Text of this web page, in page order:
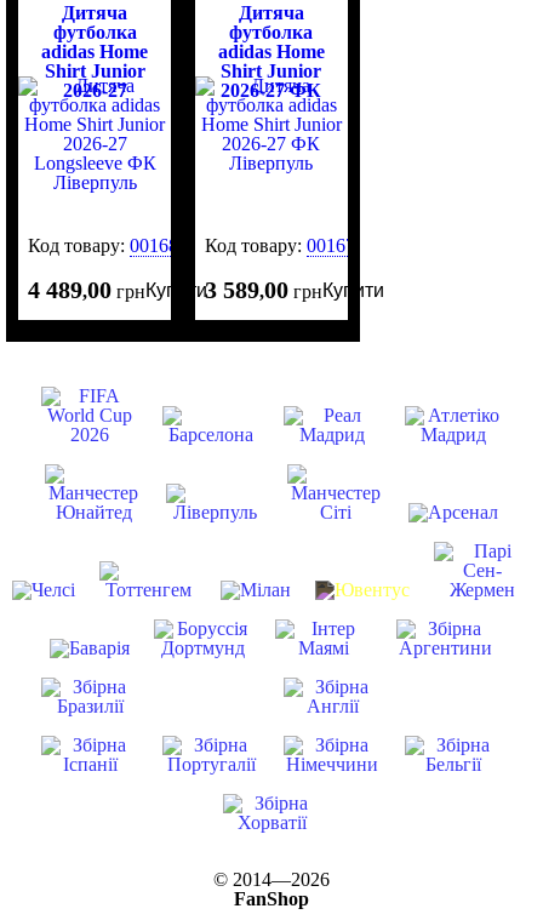
Дитяча
футболка
adidas Home
Shirt Junior
2026-27
Longsleeve ФК
Ліверпуль
Код товару:0016822
4 489,00 грнКупити
Дитяча
футболка
adidas Home
Shirt Junior
2026-27 ФК
Ліверпуль
Код товару:0016792
3 589,00 грнКупити
© 2014—2026
FanShop